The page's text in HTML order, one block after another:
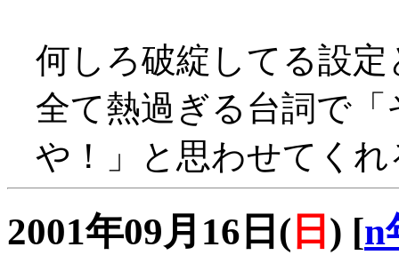
何しろ破綻してる設
全て熱過ぎる台詞で
や！」と思わせてく
2001年09月16日( 日 ) [n